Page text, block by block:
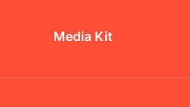
Media Kit